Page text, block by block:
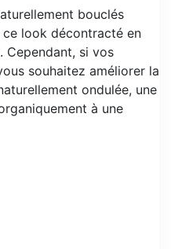
bouclés
look décontracté en
Cependant, si vos
souhaitez améliorer la
ondulée, une
à une